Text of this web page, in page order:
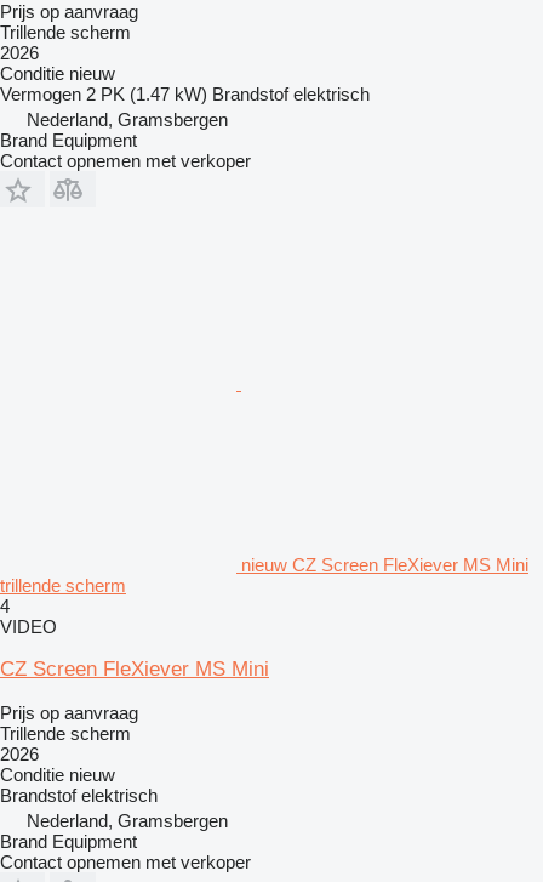
Prijs op aanvraag
Trillende scherm
2026
Conditie nieuw
Vermogen 2 PK (1.47 kW) Brandstof elektrisch
Nederland, Gramsbergen
Brand Equipment
Contact opnemen met verkoper
nieuw CZ Screen FleXiever MS Mini
trillende scherm
4
VIDEO
CZ Screen FleXiever MS Mini
Prijs op aanvraag
Trillende scherm
2026
Conditie nieuw
Brandstof elektrisch
Nederland, Gramsbergen
Brand Equipment
Contact opnemen met verkoper